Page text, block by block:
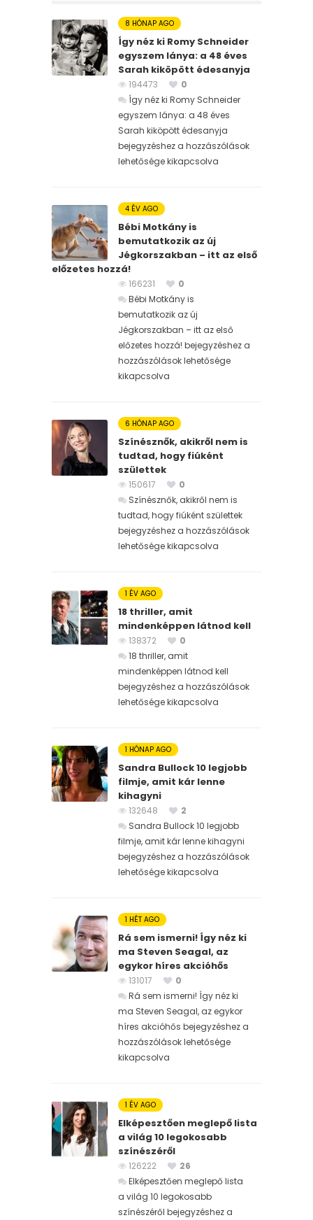
8 HÓNAP AGO
Így néz ki Romy Schneider
egyszem lánya: a 48 éves
Sarah kiköpött édesanyja
194473
0
Így néz ki Romy Schneider
egyszem lánya: a 48 éves
Sarah kiköpött édesanyja
bejegyzéshez a hozzászólások
lehetősége kikapcsolva
4 ÉV AGO
Bébi Motkány is
bemutatkozik az új
Jégkorszakban – itt az első
előzetes hozzá!
166231
0
Bébi Motkány is
bemutatkozik az új
Jégkorszakban – itt az első
előzetes hozzá! bejegyzéshez a
hozzászólások lehetősége
kikapcsolva
6 HÓNAP AGO
Színésznők, akikről nem is
tudtad, hogy fiúként
születtek
150617
0
Színésznők, akikről nem is
tudtad, hogy fiúként születtek
bejegyzéshez a hozzászólások
lehetősége kikapcsolva
1 ÉV AGO
18 thriller, amit
mindenképpen látnod kell
138372
0
18 thriller, amit
mindenképpen látnod kell
bejegyzéshez a hozzászólások
lehetősége kikapcsolva
1 HÓNAP AGO
Sandra Bullock 10 legjobb
filmje, amit kár lenne
kihagyni
132648
2
Sandra Bullock 10 legjobb
filmje, amit kár lenne kihagyni
bejegyzéshez a hozzászólások
lehetősége kikapcsolva
1 HÉT AGO
Rá sem ismerni! Így néz ki
ma Steven Seagal, az
egykor híres akcióhős
131017
0
Rá sem ismerni! Így néz ki
ma Steven Seagal, az egykor
híres akcióhős bejegyzéshez a
hozzászólások lehetősége
kikapcsolva
1 ÉV AGO
Elképesztően meglepő lista
a világ 10 legokosabb
színészéről
126222
26
Elképesztően meglepő lista
a világ 10 legokosabb
színészéről bejegyzéshez a